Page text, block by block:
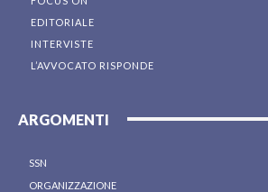
EDITORIALE
INTERVISTE
L’AVVOCATO RISPONDE
ARGOMENTI
SSN
ORGANIZZAZIONE